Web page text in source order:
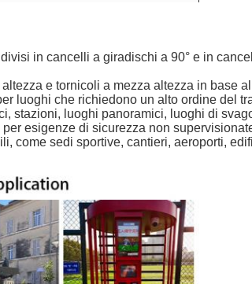
in cancelli a giradischi a 90° e in
e tornicoli a mezza altezza in base
luoghi che richiedono un alto ordine del
stazioni, luoghi panoramici, luoghi di
esigenze di sicurezza non
come sedi sportive, cantieri, aeroporti,